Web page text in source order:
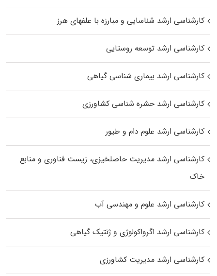
کارشناسی ارشد شناسایی و مبارزه با علفهای هرز
کارشناسی ارشد توسعه روستایی
کارشناسی ارشد بیماری‌ شناسی گیاهی
کارشناسی ارشد حشره‌ شناسی کشاورزی
کارشناسی ارشد علوم دام و طیور
کارشناسی ارشد مدیریت حاصلخیزی، زیست فناوری و منابع
خاک
کارشناسی ارشد علوم و مهندسی آب
کارشناسی ارشد اگرواکولوژی و ژنتیک گیاهی
کارشناسی ارشد مدیریت کشاورزی